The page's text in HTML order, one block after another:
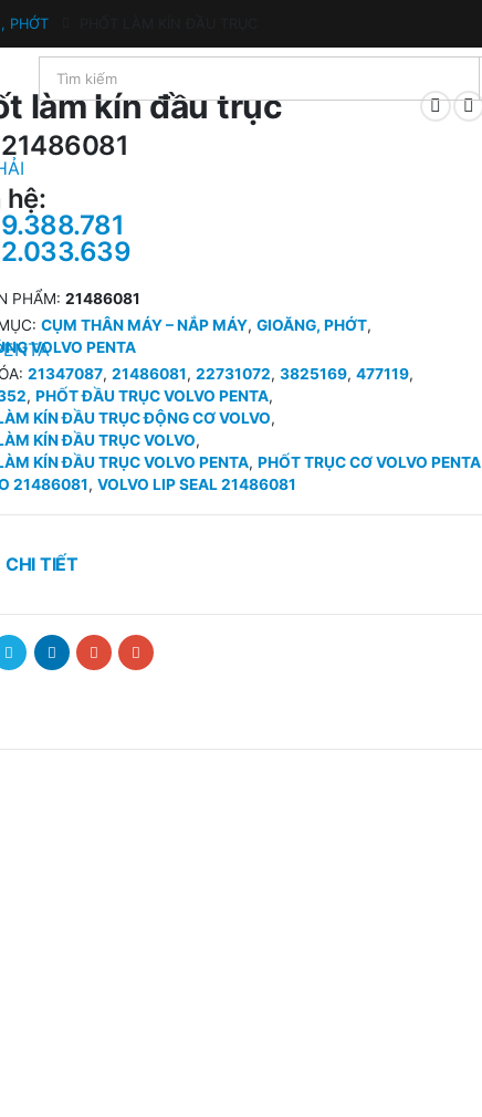
PHỚT
làm kín đầu trục
hệ:
PHẨM: 21486081
CỤM THÂN MÁY – NẮP MÁY, GIOĂNG, PHỚT,
VOLVO PENTA
21347087, 21486081, 22731072, 3825169, 477119,
, PHỐT ĐẦU TRỤC VOLVO PENTA,
KÍN ĐẦU TRỤC ĐỘNG CƠ VOLVO,
KÍN ĐẦU TRỤC VOLVO,
KÍN ĐẦU TRỤC VOLVO PENTA, PHỐT TRỤC CƠ VOLVO PENTA
21486081, VOLVO LIP SEAL 21486081
CHI TIẾT